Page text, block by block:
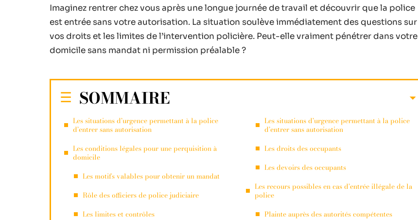
Imaginez rentrer chez vous après une longue journée de travail et découvrir que la police
est entrée sans votre autorisation. La situation soulève immédiatement des questions sur
vos droits et les limites de l’intervention policière. Peut-elle vraiment pénétrer dans votre
domicile sans mandat ni permission préalable ?
SOMMAIRE
Les situations d’urgence permettant à la police
d’entrer sans autorisation
Les conditions légales pour une perquisition à
domicile
Les motifs valables pour obtenir un mandat
Rôle des officiers de police judiciaire
Les limites et contrôles
Les situations d’urgence permettant à la police
d’entrer sans autorisation
Les droits des occupants
Les devoirs des occupants
Les recours possibles en cas d’entrée illégale de la
police
Plainte auprès des autorités compétentes